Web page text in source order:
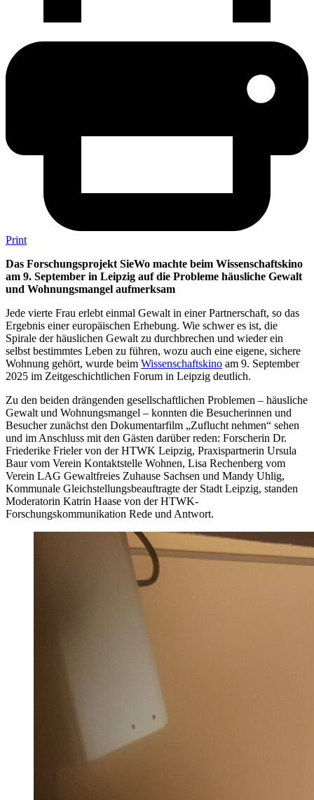
Print
Das Forschungsprojekt SieWo machte beim Wissenschaftskino
am 9. September in Leipzig auf die Probleme häusliche Gewalt
und Wohnungsmangel aufmerksam
Jede vierte Frau erlebt einmal Gewalt in einer Partnerschaft, so das
Ergebnis einer europäischen Erhebung. Wie schwer es ist, die
Spirale der häuslichen Gewalt zu durchbrechen und wieder ein
selbst bestimmtes Leben zu führen, wozu auch eine eigene, sichere
Wohnung gehört, wurde beim Wissenschaftskino am 9. September
2025 im Zeitgeschichtlichen Forum in Leipzig deutlich.
Zu den beiden drängenden gesellschaftlichen Problemen – häusliche
Gewalt und Wohnungsmangel – konnten die Besucherinnen und
Besucher zunächst den Dokumentarfilm „Zuflucht nehmen“ sehen
und im Anschluss mit den Gästen darüber reden: Forscherin Dr.
Friederike Frieler von der HTWK Leipzig, Praxispartnerin Ursula
Baur vom Verein Kontaktstelle Wohnen, Lisa Rechenberg vom
Verein LAG Gewaltfreies Zuhause Sachsen und Mandy Uhlig,
Kommunale Gleichstellungsbeauftragte der Stadt Leipzig, standen
Moderatorin Katrin Haase von der HTWK-
Forschungskommunikation Rede und Antwort.